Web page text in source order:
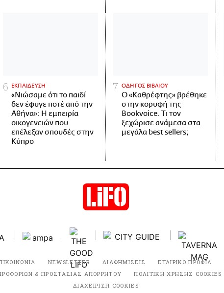
ΕΚΠΑΙΔΕΥΣΗ
«Νιώσαμε ότι το παιδί
δεν έφυγε ποτέ από την
Αθήνα»: Η εμπειρία
οικογενειών που
επέλεξαν σπουδές στην
Κύπρο
ΟΔΗΓΟΣ ΒΙΒΛΙΟΥ
Ο «Καθρέφτης» βρέθηκε
στην κορυφή της
Bookvoice. Τι τον
ξεχώρισε ανάμεσα στα
μεγάλα best sellers;
NEWSLETTER ΔΙΑΦΗΜΙΣΕΙΣ ΕΤΑΙΡΙΚΟ ΠΡΟΦΙΛ
& ΠΡΟΣΤΑΣΙΑΣ ΑΠΟΡΡΗΤΟΥ
ΠΟΛΙΤΙΚΗ ΧΡΗΣΗΣ COOKIES
ΔΙΑΧΕΙΡΙΣΗ COOKIES